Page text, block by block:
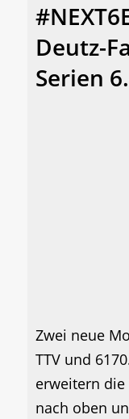
Deutz-
Serien
Zwei neue
TTV und
erweitern die
nach oben